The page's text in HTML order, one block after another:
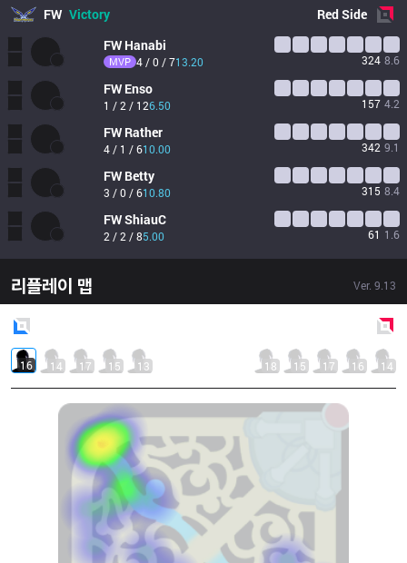
FW Victory RedSide
FW Hanabi
MVP 4 / 0 / 713.20 324 8.6
FW Enso
1 / 2 / 126.50 157 4.2
FW Rather
4 / 1 / 610.00 342 9.1
FW Betty
3 / 0 / 610.80 315 8.4
FWShiauC
2 / 2 / 85.00 61 1.6
리플레이 맵 Ver. 9.13
16 14 17 15 13 18 15 17 16 14